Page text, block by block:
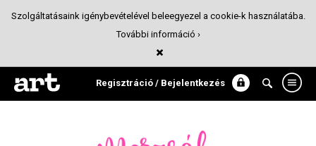
Regisztráció / Bejelentkezés
Morzsák - szakácskönyv gyerekeknek
Könyv
Szolgáltatásaink igénybevételével beleegyezel a cookie-k használatába.
További információ ›